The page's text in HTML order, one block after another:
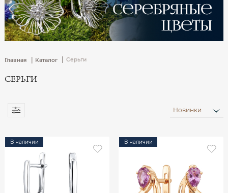
Главная | Каталог Серьги
СЕРЬГИ
Новинки
В наличии В наличии